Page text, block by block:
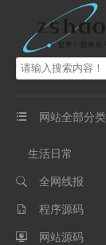
 网站全部分类
生活日常
 全网线报
 程序源码
 网站源码